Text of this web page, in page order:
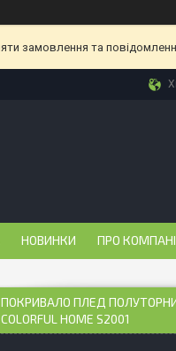
замовлення та
НОВИНКИ ПРО
ПОКРИВАЛО ПЛЕД
COLORFUL HOME S2001